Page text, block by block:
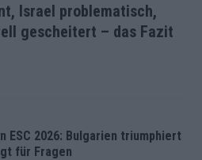
Israel problematisch,
gescheitert – das Fazit
ESC 2026: Bulgarien triumphiert
für Fragen